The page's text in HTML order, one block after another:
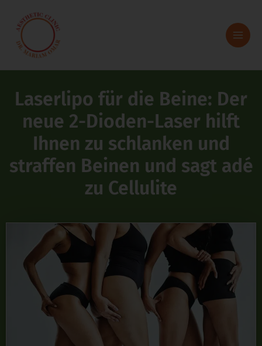
Inhalt
springen
Laserlipo für die Beine: Der
neue 2-Dioden-Laser hilft
Ihnen zu schlanken und
straffen Beinen und sagt adé
zu Cellulite